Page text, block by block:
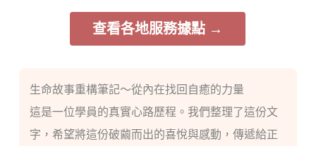
查看各地服務據點 →
生命故事重構筆記～從內在找回自癒的力量
這是一位學員的真實心路歷程。我們整理了這份文
字，希望將這份破繭而出的喜悅與感動，傳遞給正